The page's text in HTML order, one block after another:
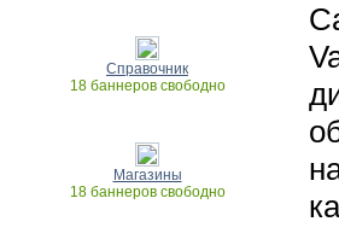
Справочник
18 баннеров свободно
Магазины
18 баннеров свободно